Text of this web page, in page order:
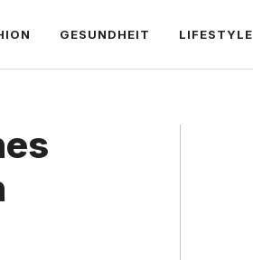
GESUNDHEIT LIFESTYLE